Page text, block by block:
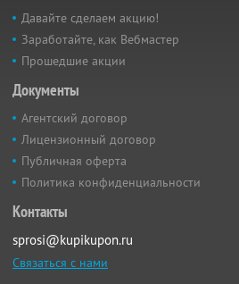
Давайте сделаем акцию!
Заработайте, как Вебмастер
Прошедшие акции
Документы
Агентский договор
Лицензионный договор
Публичная оферта
Политика конфиденциальности
Контакты
sprosi@kupikupon.ru
Связаться с нами